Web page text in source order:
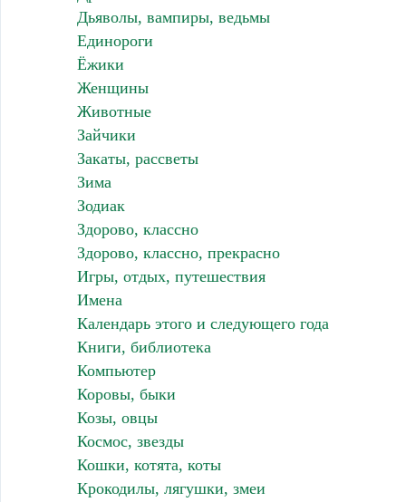
Дьяволы, вампиры, ведьмы
Единороги
Ёжики
Женщины
Животные
Зайчики
Закаты, рассветы
Зима
Зодиак
Здорово, классно
Здорово, классно, прекрасно
Игры, отдых, путешествия
Имена
Календарь этого и следующего года
Книги, библиотека
Компьютер
Коровы, быки
Козы, овцы
Космос, звезды
Кошки, котята, коты
Крокодилы, лягушки, змеи